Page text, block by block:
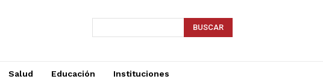
BUSCAR
Salud Educación Instituciones